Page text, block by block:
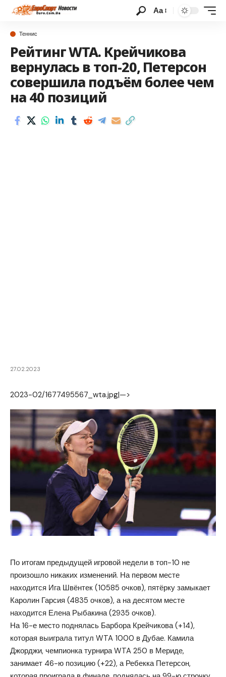
Аа
Теннис
Рейтинг WTA. Крейчикова
вернулась в топ-20, Петерсон
совершила подъём более чем
на 40 позиций
27.02.2023
2023-02/1677495567_wta.jpg|—>
По итогам предыдущей игровой недели в топ-10 не
произошло никаких изменений. На первом месте
находится Ига Швёнтек (10585 очков), пятёрку замыкает
Каролин Гарсия (4835 очков), а на десятом месте
находится Елена Рыбакина (2935 очков).
На 16-е место поднялась Барбора Крейчикова (+14),
которая выиграла титул WTA 1000 в Дубае. Камила
Джорджи, чемпионка турнира WTA 250 в Мериде,
занимает 46-ю позицию (+22), а Ребекка Петерсон,